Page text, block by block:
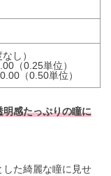
し）
（0.25単位）
（0.50単位）
明感たっぷりの瞳に
た綺麗な瞳に見せ